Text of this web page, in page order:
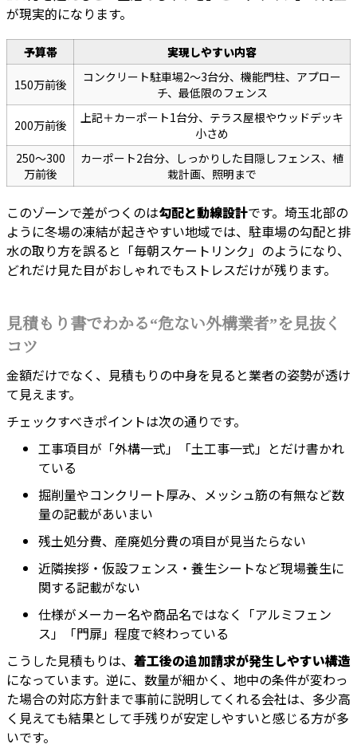
が現実的になります。
予算帯 実現しやすい内容
150万前後
コンクリート駐車場2〜3台分、機能門柱、アプロー
チ、最低限のフェンス
200万前後
上記＋カーポート1台分、テラス屋根やウッドデッキ
小さめ
250〜300
万前後
カーポート2台分、しっかりした目隠しフェンス、植
栽計画、照明まで
このゾーンで差がつくのは勾配と動線設計です。埼玉北部の
ように冬場の凍結が起きやすい地域では、駐車場の勾配と排
水の取り方を誤ると「毎朝スケートリンク」のようになり、
どれだけ見た目がおしゃれでもストレスだけが残ります。
見積もり書でわかる“危ない外構業者”を見抜く
コツ
金額だけでなく、見積もりの中身を見ると業者の姿勢が透け
て見えます。
チェックすべきポイントは次の通りです。
工事項目が「外構一式」「土工事一式」とだけ書かれ
ている
掘削量やコンクリート厚み、メッシュ筋の有無など数
量の記載があいまい
残土処分費、産廃処分費の項目が見当たらない
近隣挨拶・仮設フェンス・養生シートなど現場養生に
関する記載がない
仕様がメーカー名や商品名ではなく「アルミフェン
ス」「門扉」程度で終わっている
こうした見積もりは、 着工後の追加請求が発生しやすい構造
になっています。逆に、数量が細かく、地中の条件が変わっ
た場合の対応方針まで事前に説明してくれる会社は、多少高
く見えても結果として手残りが安定しやすいと感じる方が多
いです。